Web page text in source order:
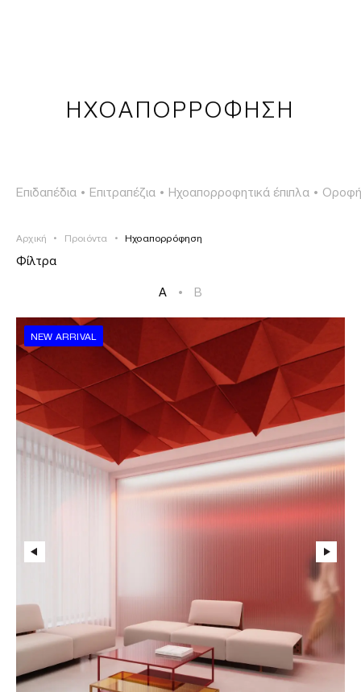
ΠΡΟΪΟΝΤΑ
ΕΡΓΑ
ΙΣΤΟΡΙΑ
ΗΧΟΑΠΟΡΡΟΦΗΣΗ
Επιδαπέδια • Επιτραπέζια • Ηχοαπορροφητικά έπιπλα •
Αρχική • Προιόντα • Ηχοαπορρόφηση
A • B
Φίλτρα
NEW ARRIVAL